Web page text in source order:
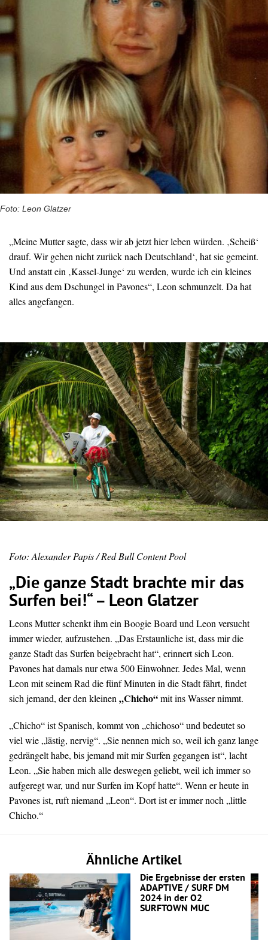
Foto: Leon Glatzer
„Meine Mutter sagte, dass wir ab jetzt hier leben würden. ‚Scheiß‘
drauf. Wir gehen nicht zurück nach Deutschland‘, hat sie gemeint.
Und anstatt ein ‚Kassel-Junge‘ zu werden, wurde ich ein kleines
Kind aus dem Dschungel in Pavones“, Leon schmunzelt. Da hat
alles angefangen.
Foto: Alexander Papis / Red Bull Content Pool
„Die ganze Stadt brachte mir das
Surfen bei!“ – Leon Glatzer
Leons Mutter schenkt ihm ein Boogie Board und Leon versucht
immer wieder, aufzustehen. „Das Erstaunliche ist, dass mir die
ganze Stadt das Surfen beigebracht hat“, erinnert sich Leon.
Pavones hat damals nur etwa 500 Einwohner. Jedes Mal, wenn
Leon mit seinem Rad die fünf Minuten in die Stadt fährt, findet
sich jemand, der den kleinen„Chicho“mit ins Wasser nimmt.
„Chicho“ ist Spanisch, kommt von „chichoso“ und bedeutet so
viel wie „lästig, nervig“. „Sie nennen mich so, weil ich ganz lange
gedrängelt habe, bis jemand mit mir Surfen gegangen ist“, lacht
Leon. „Sie haben mich alle deswegen geliebt, weil ich immer so
aufgeregt war, und nur Surfen im Kopf hatte“. Wenn er heute in
Pavones ist, ruft niemand „Leon“. Dort ist er immer noch „little
Chicho.“
Ähnliche Artikel
Die Ergebnisse der ersten
ADAPTIVE / SURF DM
2024 in der O2
SURFTOWN MUC